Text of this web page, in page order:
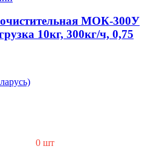
МОК-300У
10кг, 300кг/ч, 0,75
0 шт